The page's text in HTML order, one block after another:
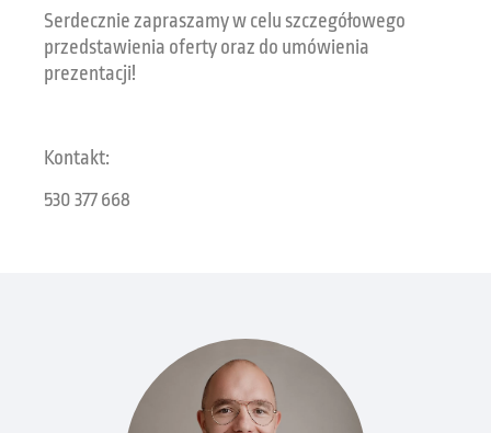
Serdecznie zapraszamy w celu szczegółowego
przedstawienia oferty oraz do umówienia
prezentacji!
Kontakt:
530 377 668